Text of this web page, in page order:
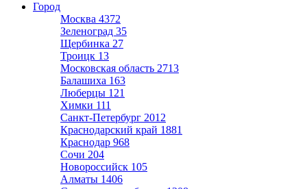
Город
Москва 4372
Зеленоград 35
Щербинка 27
Троицк 13
Московская область 2713
Балашиха 163
Люберцы 121
Химки 111
Санкт-Петербург 2012
Краснодарский край 1881
Краснодар 968
Сочи 204
Новороссийск 105
Алматы 1406